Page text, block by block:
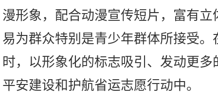
漫形象，配合动漫宣传短片，富有
易为群众特别是青少年群体所接受。
时，以形象化的标志吸引、发动更
平安建设和护航省运志愿行动中。